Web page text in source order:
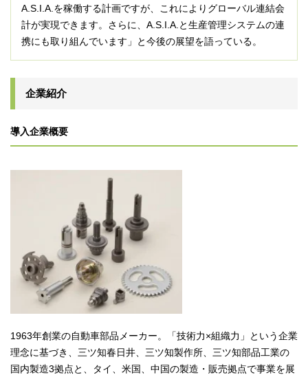
A.S.I.A.を稼働する計画ですが、これによりグローバル連結会
計が実現できます。さらに、A.S.I.A.と生産管理システムの連
携にも取り組んでいます」と今後の展望を語っている。
企業紹介
導入企業概要
1963年創業の自動車部品メーカー。「技術力×組織力」という企業
理念に基づき、三ツ知春日井、三ツ知製作所、三ツ知部品工業の
国内製造3拠点と、タイ、米国、中国の製造・販売拠点で事業を展